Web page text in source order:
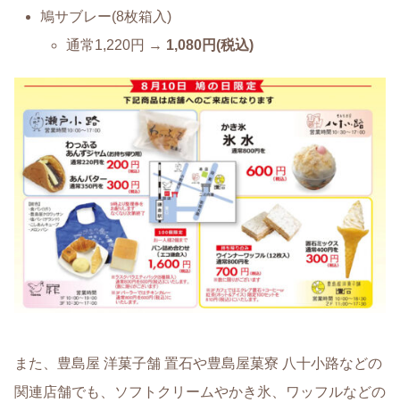
鳩サブレー(8枚箱入)
通常1,220円 → 1,080円(税込)
また、豊島屋 洋菓子舗 置石や豊島屋菓寮 八十小路などの
関連店舗でも、ソフトクリームやかき氷、ワッフルなどの